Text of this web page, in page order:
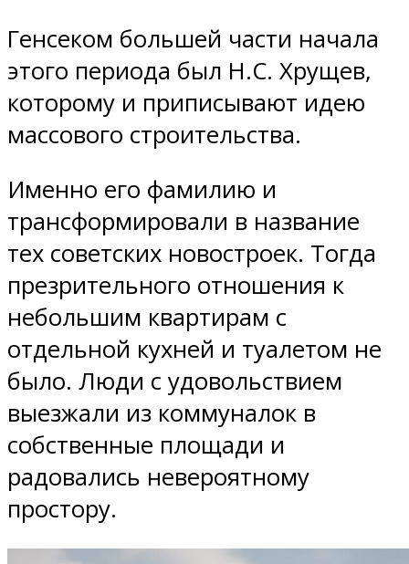
Генсеком большей части начала
этого периода был Н.С. Хрущев,
которому и приписывают идею
массового строительства.
Именно его фамилию и
трансформировали в название
тех советских новостроек. Тогда
презрительного отношения к
небольшим квартирам с
отдельной кухней и туалетом не
было. Люди с удовольствием
выезжали из коммуналок в
собственные площади и
радовались невероятному
простору.